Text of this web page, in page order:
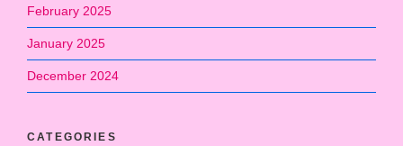
February 2025
January 2025
December 2024
CATEGORIES